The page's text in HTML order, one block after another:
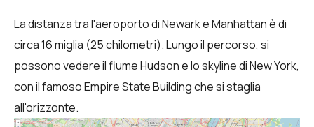
La distanza tra l'aeroporto di Newark e Manhattan è di
circa 16 miglia (25 chilometri). Lungo il percorso, si
possono vedere il fiume Hudson e lo skyline di New York,
con il famoso Empire State Building che si staglia
all'orizzonte.